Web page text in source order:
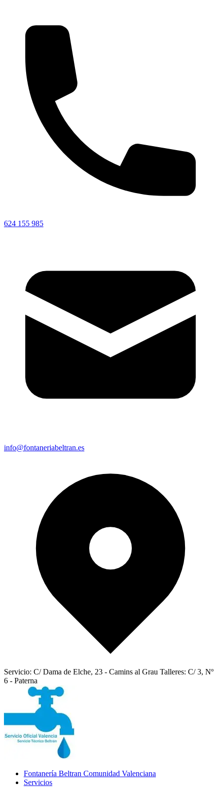
624 155 985
info@fontaneriabeltran.es
Servicio: C/ Dama de Elche, 23 - Camins al Grau Talleres: C/ 3, Nº
6 - Paterna
Fontanería Beltran Comunidad Valenciana
Servicios